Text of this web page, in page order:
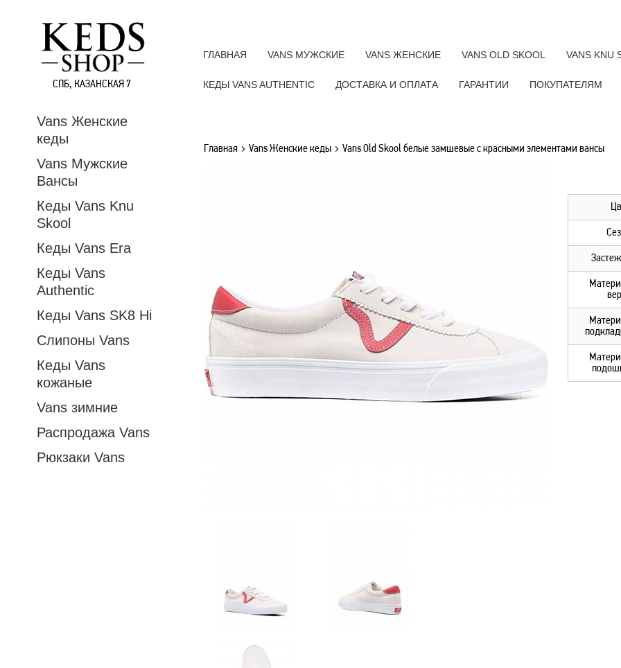
СПБ, КАЗАНСКАЯ 7
ГЛАВНАЯ VANS МУЖСКИЕ VANS ЖЕНСКИЕ VANS OLD SKOOL VANS KNU
КЕДЫ VANS AUTHENTIC ДОСТАВКА И ОПЛАТА ГАРАНТИИ ПОКУПАТЕЛЯМ
Vans Женские
кеды
Vans Мужские
Вансы
Кеды Vans Knu
Skool
Кеды Vans Era
Кеды Vans
Authentic
Кеды Vans SK8 Hi
Слипоны Vans
Кеды Vans
кожаные
Vans зимние
Распродажа Vans
Рюкзаки Vans
Главная Vans Женские кеды Vans Old Skool белые замшевые с красными элементами вансы